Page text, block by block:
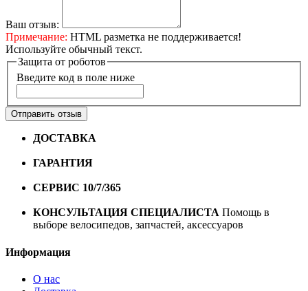
Ваш отзыв:
Примечание: HTML разметка не поддерживается!
Используйте обычный текст.
Защита от роботов
Введите код в поле ниже
Отправить отзыв
ДОСТАВКА
ГАРАНТИЯ
СЕРВИС 10/7/365
КОНСУЛЬТАЦИЯ СПЕЦИАЛИСТА Помощь в
выборе велосипедов, запчастей, аксессуаров
Информация
О нас